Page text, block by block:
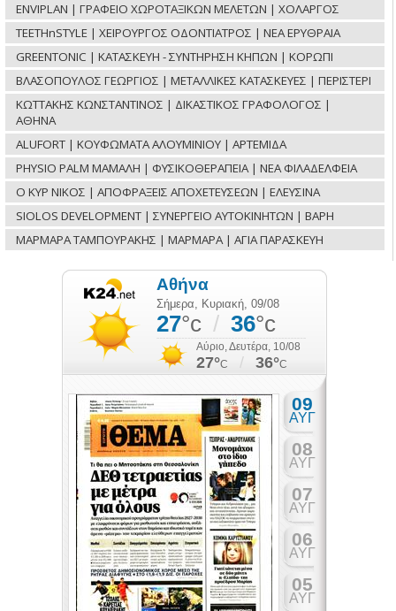
ENVIPLAN | ΓΡΑΦΕΙΟ ΧΩΡΟΤΑΞΙΚΩΝ ΜΕΛΕΤΩΝ | ΧΟΛΑΡΓΟΣ
TEETHnSTYLE | ΧΕΙΡΟΥΡΓΟΣ ΟΔΟΝΤΙΑΤΡΟΣ | ΝΕΑ ΕΡΥΘΡΑΙΑ
GREENTONIC | ΚΑΤΑΣΚΕΥΗ - ΣΥΝΤΗΡΗΣΗ ΚΗΠΩΝ | ΚΟΡΩΠΙ
ΒΛΑΣΟΠΟΥΛΟΣ ΓΕΩΡΓΙΟΣ | ΜΕΤΑΛΛΙΚΕΣ ΚΑΤΑΣΚΕΥΕΣ | ΠΕΡΙΣΤΕΡΙ
ΚΩΤΤΑΚΗΣ ΚΩΝΣΤΑΝΤΙΝΟΣ | ΔΙΚΑΣΤΙΚΟΣ ΓΡΑΦΟΛΟΓΟΣ |
ΑΘΗΝΑ
ALUFORT | ΚΟΥΦΩΜΑΤΑ ΑΛΟΥΜΙΝΙΟΥ | ΑΡΤΕΜΙΔΑ
PHYSIO PALM ΜΑΜΑΛΗ | ΦΥΣΙΚΟΘΕΡΑΠΕΙΑ | ΝΕΑ ΦΙΛΑΔΕΛΦΕΙΑ
Ο ΚΥΡ ΝΙΚΟΣ | ΑΠΟΦΡΑΞΕΙΣ ΑΠΟΧΕΤΕΥΣΕΩΝ | ΕΛΕΥΣΙΝΑ
SIOLOS DEVELOPMENT | ΣΥΝΕΡΓΕΙΟ ΑΥΤΟΚΙΝΗΤΩΝ | ΒΑΡΗ
ΜΑΡΜΑΡΑ ΤΑΜΠΟΥΡΑΚΗΣ | ΜΑΡΜΑΡΑ | ΑΓΙΑ ΠΑΡΑΣΚΕΥΗ